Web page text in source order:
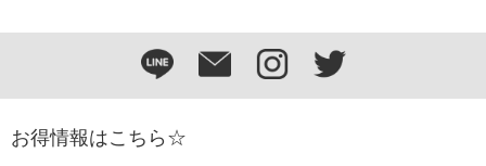
お得情報はこちら☆